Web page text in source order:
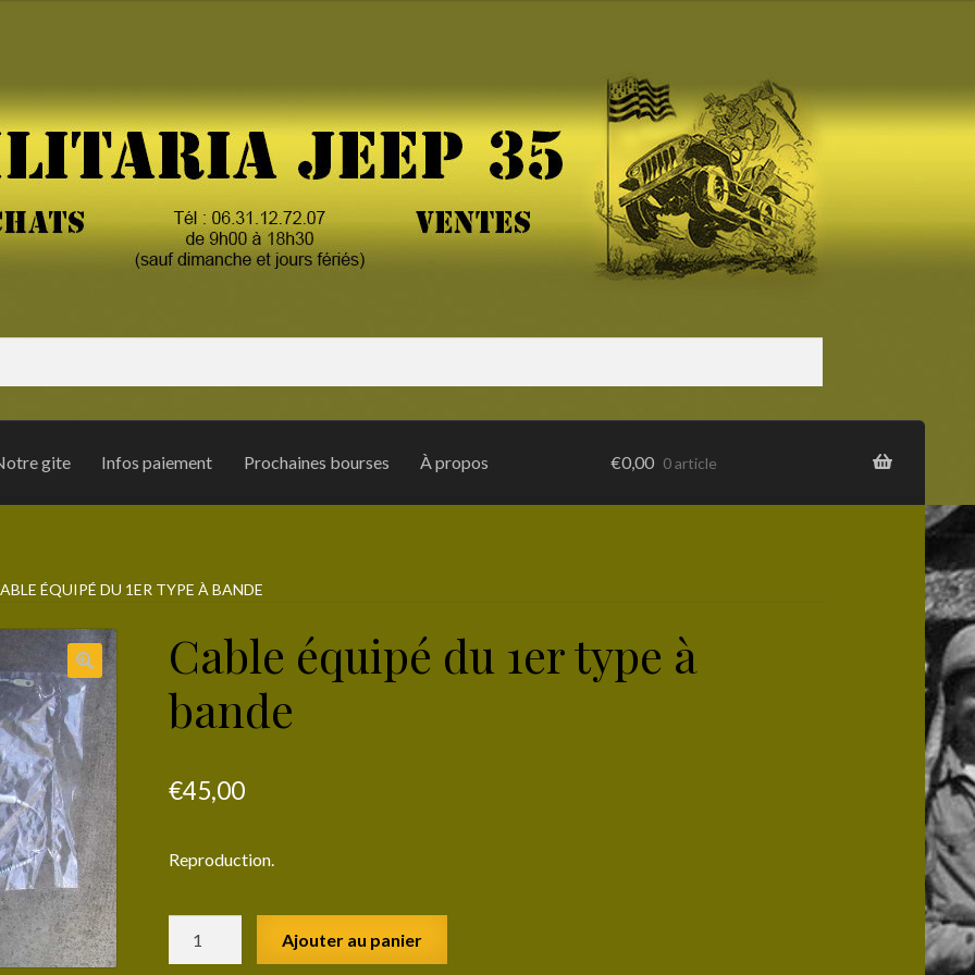
gite Infos paiement Prochaines bourses À propos €0,00 0 article
ÉQUIPÉ DU 1ER TYPE À BANDE
Cable équipé du 1er type à
bande
€45,00
Reproduction.
Ajouter au panier